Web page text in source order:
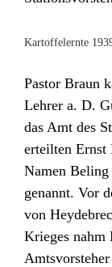
Kartoffelernte
Pastor Braun
Lehrer a. D.
das Amt des
erteilten Ernst
Namen
genannt. Vor
von
Krieges nahm